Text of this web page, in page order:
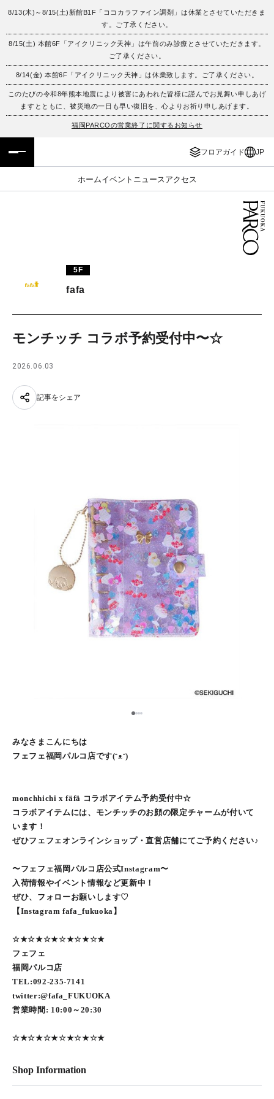
8/13(木)～8/15(土)新館B1F「ココカラファイン調剤」は休業とさせていただきま
す。ご了承ください。
8/15(土) 本館6F「アイクリニック天神」は午前のみ診療とさせていただきます。
ご了承ください。
8/14(金) 本館6F「アイクリニック天神」は休業致します。ご了承ください。
このたびの令和8年熊本地震により被害にあわれた皆様に謹んでお見舞い申しあげ
ますとともに、被災地の一日も早い復旧を、心よりお祈り申しあげます。
福岡PARCOの営業終了に関するお知らせ
フロアガイド JP
ホームイベント ニュース アクセス
フロアガイド
施設案内・アクセス
イベント・ポップアップ
レストラン・カフェ
ENGLISH
繁体字
簡体字
ภาษาไทย
5F
fafa
モンチッチ コラボ予約受付中〜☆
2026.06.03
記事をシェア
123
みなさまこんにちは
フェフェ福岡パルコ店です(ᵔᴥᵔ)
monchhichi x fäfä コラボアイテム予約受付中☆
コラボアイテムには、モンチッチのお顔の限定チャームが付いて
います！
ぜひフェフェオンラインショップ・直営店舗にてご予約ください♪
〜フェフェ福岡パルコ店公式Instagram〜
入荷情報やイベント情報など更新中！
ぜひ、フォローお願いします♡
【Instagram fafa_fukuoka】
☆★☆★☆★☆★☆★☆★
フェフェ
福岡パルコ店
TEL:092-235-7141
twitter:@fafa_FUKUOKA
営業時間: 10:00～20:30
☆★☆★☆★☆★☆★☆★
Shop Information